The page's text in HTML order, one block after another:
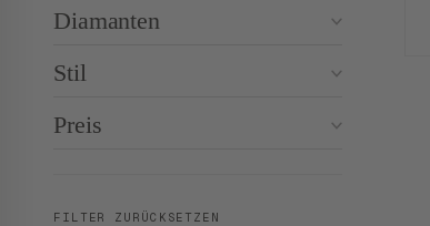
Diamanten
Stil
Preis
FILTER ZURÜCKSETZEN